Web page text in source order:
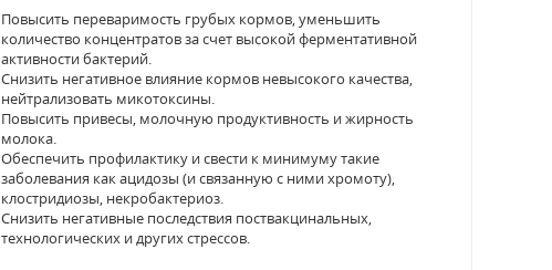
Повысить переваримость грубых кормов, уменьшить
количество концентратов за счет высокой ферментативной
активности бактерий.
Снизить негативное влияние кормов невысокого качества,
нейтрализовать микотоксины.
Повысить привесы, молочную продуктивность и жирность
молока.
Обеспечить профилактику и свести к минимуму такие
заболевания как ацидозы (и связанную с ними хромоту),
клостридиозы, некробактериоз.
Снизить негативные последствия поствакцинальных,
технологических и других стрессов.